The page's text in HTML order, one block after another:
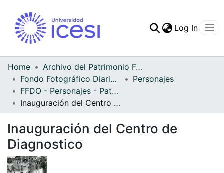
Statistics
Log In
Home
Archivo del Patrimonio Fotográfico y Fílmico del Valle del Cauca
Fondo Fotográfico Diario Occidente
Personajes
FFDO - Personajes - Patrimonial
Inauguración del Centro de Diagnostico
Inauguración del Centro de
Diagnostico